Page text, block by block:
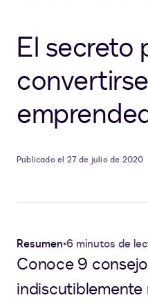
El secreto
Publicado el 27 de julio de 2020
Resumen•6 minutos de
Conoce 9